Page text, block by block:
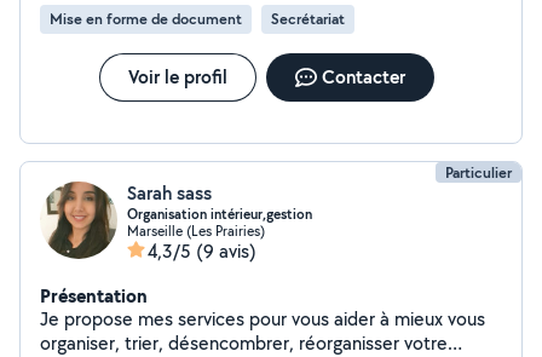
Mise en forme de document Secrétariat
Voir le profil Contacter
Particulier
Sarah sass
Organisation intérieur,gestion
Marseille (Les Prairies)
4,3/5 (9 avis)
Présentation
Je propose mes services pour vous aider à mieux vous
organiser, trier, désencombrer, réorganisser votre